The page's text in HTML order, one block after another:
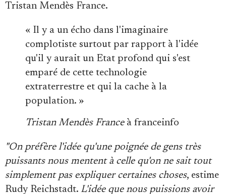
Tristan Mendès France.
« Il y a un écho dans l'imaginaire
complotiste surtout par rapport à l'idée
qu'il y aurait un Etat profond qui s'est
emparé de cette technologie
extraterrestre et qui la cache à la
population. »
Tristan Mendès Franceà franceinfo
"On préfère l'idée qu'une poignée de gens très
puissants nous mentent à celle qu'on ne sait tout
simplement pas expliquer certaines choses, estime
Rudy Reichstadt. L'idée que nous puissions avoir